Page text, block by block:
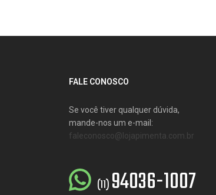
FALE CONOSCO
Se você tiver qualquer dúvida,
mande-nos um e-mail:
faleconosco@lojapimenta.com.br
(11) 94036-1007